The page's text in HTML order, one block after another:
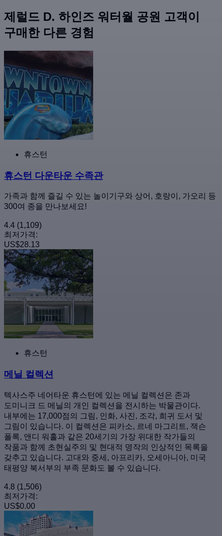
제럴드 D. 하인즈 워터월 공원 고객이
구매한 다른 경험
휴스턴
휴스턴 다운타운 수족관
가족과 함께 즐길 수 있는 놀이기구와 상어, 호랑이, 가오리 등
300여 종을 만나보세요!
4.4 (1,109)
최저가격:
US$28.13
휴스턴
메닐 컬렉션
텍사스주 네어타운 휴스턴에 있는 메닐 컬렉션은 존과
도미니크 드 메닐의 개인 컬렉션을 전시하는 박물관이다.
내부에는 17,000점의 그림, 인화, 사진, 조각, 희귀 도서 및
그림이 있습니다. 이 컬렉션은 피카소, 르네 마그리트, 잭슨
폴록, 앤디 워홀과 같은 20세기의 가장 위대한 작가들의
작품과 함께 초현실주의 및 현대적 명작의 인상적인 목록을
갖추고 있습니다. 고대와 중세, 아프리카, 오세아니아, 미국
태평양 북서부의 부족 문화도 볼 수 있습니다.
4.8 (1,506)
최저가격:
US$0.00